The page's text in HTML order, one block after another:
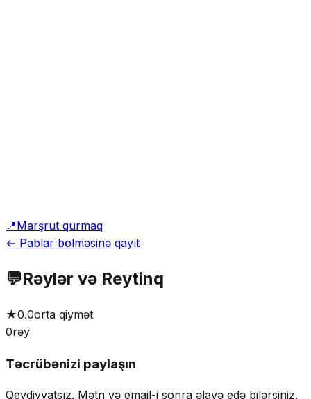
📍Marşrut qurmaq
← Pablar bölməsinə qayıt
💬Rəylər və Reytinq
★0.0orta qiymət
0rəy
Təcrübənizi paylaşın
Qeydiyyatsız. Mətn və email-i sonra əlavə edə bilərsiniz.